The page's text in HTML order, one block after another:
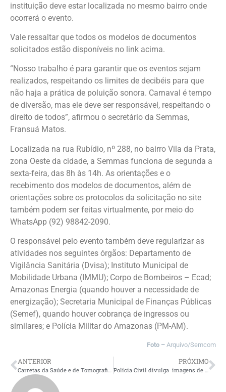
instituição deve estar localizada no mesmo bairro onde
ocorrerá o evento.
Vale ressaltar que todos os modelos de documentos
solicitados estão disponíveis no link acima.
“Nosso trabalho é para garantir que os eventos sejam
realizados, respeitando os limites de decibéis para que
não haja a prática de poluição sonora. Carnaval é tempo
de diversão, mas ele deve ser responsável, respeitando o
direito de todos”, afirmou o secretário da Semmas,
Fransuá Matos.
Localizada na rua Rubídio, nº 288, no bairro Vila da Prata,
zona Oeste da cidade, a Semmas funciona de segunda a
sexta-feira, das 8h às 14h. As orientações e o
recebimento dos modelos de documentos, além de
orientações sobre os protocolos da solicitação no site
também podem ser feitas virtualmente, por meio do
WhatsApp (92) 98842-2090.
O responsável pelo evento também deve regularizar as
atividades nos seguintes órgãos: Departamento de
Vigilância Sanitária (Dvisa); Instituto Municipal de
Mobilidade Urbana (IMMU); Corpo de Bombeiros – Ecad;
Amazonas Energia (quando houver a necessidade de
energização); Secretaria Municipal de Finanças Públicas
(Semef), quando houver cobrança de ingressos ou
similares; e Polícia Militar do Amazonas (PM-AM).
Foto – Arquivo/Semcom
ANTERIOR
Carretas da Saúde e de Tomografia iniciam 2026 com atendimentos na Região Metropolitana de Manaus
PRÓXIMO
Polícia Civil divulga imagens de duas pessoas que desapareceram em locais diferentes